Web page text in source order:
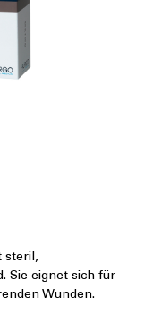
steril,
Sie eignet sich für
Wunden.